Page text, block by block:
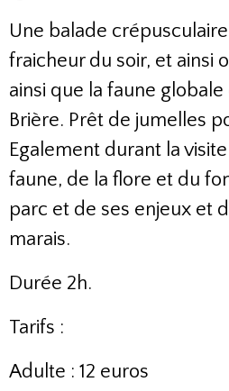
Une balade
fraicheur du soir, et ainsi
ainsi que la faune
Brière. Prêt de jumelles
Egalement durant la visite
faune, de la flore et du
parc et de ses enjeux et
marais.
Durée 2h.
Tarifs :
Adulte : 12 euros